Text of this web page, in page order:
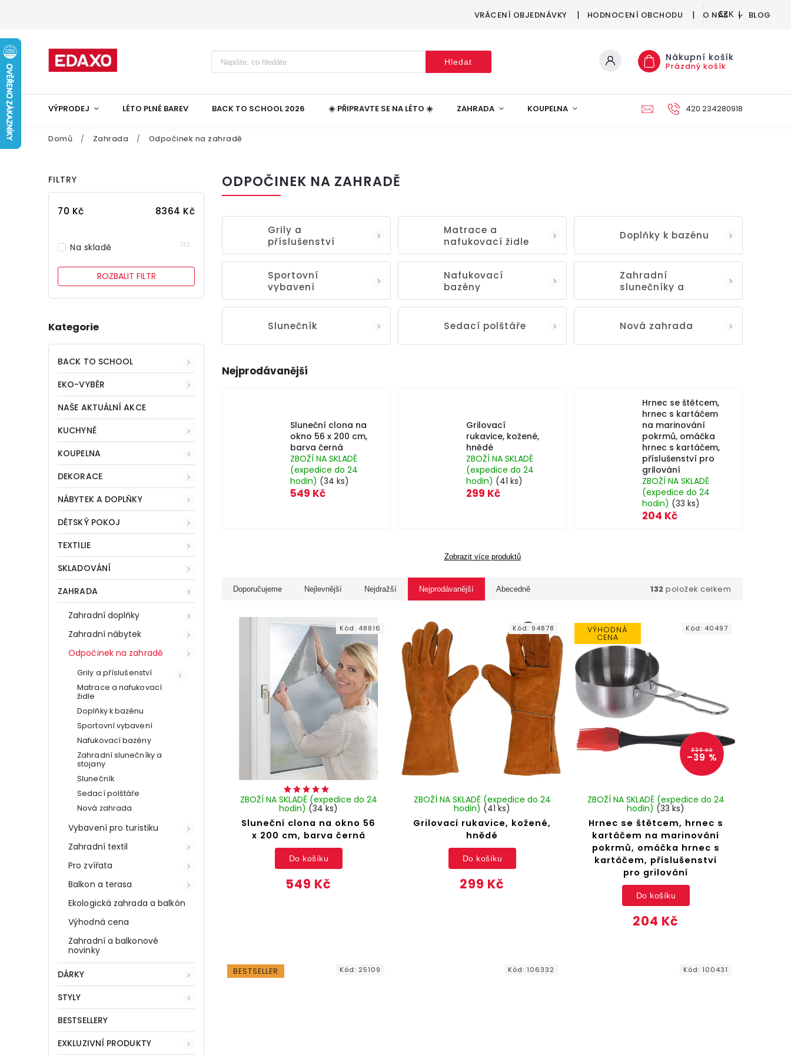
VRÁCENÍ OBJEDNÁVKY HODNOCENÍ OBCHODU O NÁS BLOG
CZK
Hledat Nákupní košík
Prázdný košík
VÝPRODEJ LÉTO PLNÉ BAREV BACK TO SCHOOL 2026 ☀️ PŘIPRAVTE SE NA LÉTO ☀️ ZAHRADA KOUPELNA DEKORACE
420 234280918
Domů / Zahrada / Odpočinek na zahradě
FILTRY
70 Kč 8364 Kč
Na skladě 132
ROZBALIT FILTR
Kategorie
BACK TO SCHOOL
EKO-VYBĚR
NAŠE AKTUÁLNÍ AKCE
KUCHYNĚ
KOUPELNA
DEKORACE
NÁBYTEK A DOPLŇKY
DĚTSKÝ POKOJ
TEXTILIE
SKLADOVÁNÍ
ZAHRADA
Zahradní doplňky
Zahradní nábytek
Odpočinek na zahradě
Grily a příslušenství
Matrace a nafukovací
židle
Doplňky k bazénu
Sportovní vybavení
Nafukovací bazény
Zahradní slunečníky a
stojany
Slunečník
Sedací polštáře
Nová zahrada
Vybavení pro turistiku
Zahradní textil
Pro zvířata
Balkon a terasa
Ekologická zahrada a balkón
Výhodná cena
Zahradní a balkonové
novinky
DÁRKY
STYLY
BESTSELLERY
EXKLUZIVNÍ PRODUKTY
ODPOČINEK NA ZAHRADĚ
Grily a
příslušenství
Matrace a
nafukovací židle
Doplňky k bazénu
Sportovní
vybavení
Nafukovací
bazény
Zahradní
slunečníky a
stojany
Slunečník Sedací polštáře Nová zahrada
Nejprodávanější
Sluneční clona na
okno 56 x 200 cm,
barva černá
ZBOŽÍ NA SKLADĚ
(expedice do 24
hodin) (34 ks)
549 Kč
Grilovací
rukavice, kožené,
hnědé
ZBOŽÍ NA SKLADĚ
(expedice do 24
hodin) (41 ks)
299 Kč
Hrnec se štětcem,
hrnec s kartáčem
na marinování
pokrmů, omáčka
hrnec s kartáčem,
příslušenství pro
grilování
ZBOŽÍ NA SKLADĚ
(expedice do 24
hodin) (33 ks)
204 Kč
Zobrazit více produktů
Doporučujeme Nejlevnější Nejdražší Nejprodávanější Abecedně 132 položek celkem
Sluneční clona na okno 56
x 200 cm, barva černá
ZBOŽÍ NA SKLADĚ (expedice do 24
hodin) (34 ks)
549 Kč
Do košíku
Kód: 48816
Grilovací rukavice, kožené,
hnědé
ZBOŽÍ NA SKLADĚ (expedice do 24
hodin) (41 ks)
299 Kč
Do košíku
Kód: 94878 VÝHODNÁ
CENA
339 Kč
–39 %
Hrnec se štětcem, hrnec s
kartáčem na marinování
pokrmů, omáčka hrnec s
kartáčem, příslušenství
pro grilování
ZBOŽÍ NA SKLADĚ (expedice do 24
hodin) (33 ks)
204 Kč
Do košíku
Kód: 40497
BESTSELLER Kód: 25109 Kód: 106332 Kód: 100431